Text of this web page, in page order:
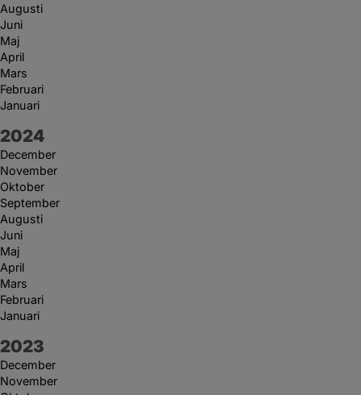
Augusti
Juni
Maj
April
Mars
Februari
Januari
År:
2024
December
November
Oktober
September
Augusti
Juni
Maj
April
Mars
Februari
Januari
År:
2023
December
November